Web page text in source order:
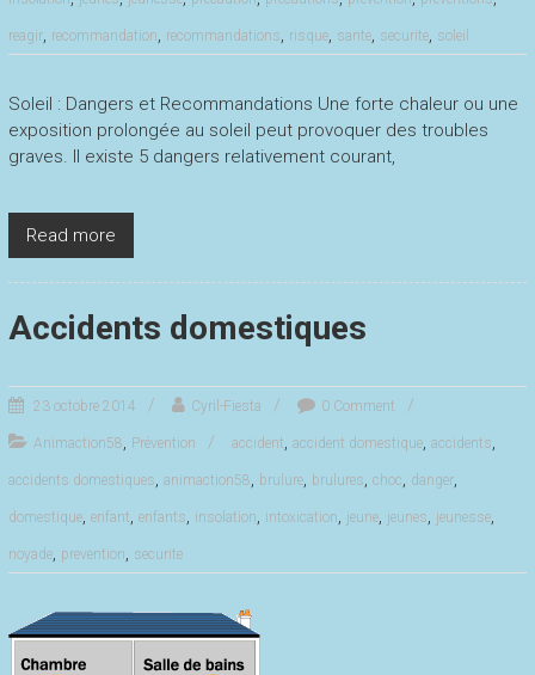
reagir, recommandation, recommandations, risque, sante, securite, soleil
Soleil : Dangers et Recommandations Une forte chaleur ou une
exposition prolongée au soleil peut provoquer des troubles
graves. Il existe 5 dangers relativement courant,
Read more
Accidents domestiques
23 octobre 2014 Cyril-Fiesta 0 Comment
Animaction58, Prévention accident, accident domestique, accidents,
accidents domestiques, animaction58, brulure, brulures, choc, danger,
domestique, enfant, enfants, insolation, intoxication, jeune, jeunes, jeunesse,
noyade, prevention, securite